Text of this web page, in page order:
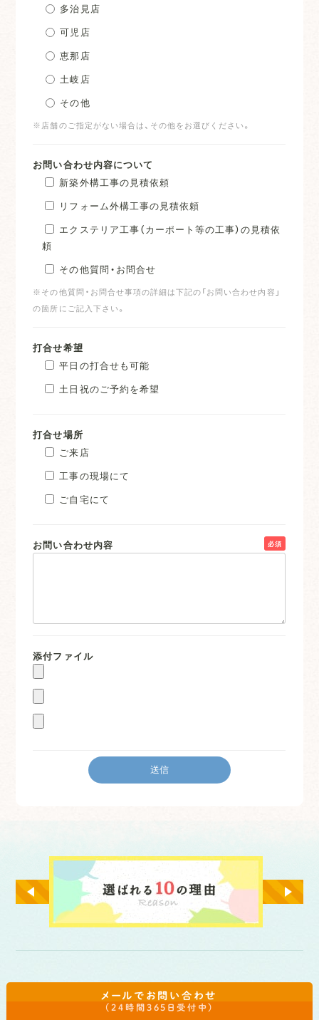
メールでお問い合わせ
（24時間365日受付中）
多治見店
可児店
恵那店
土岐店
その他
※店舗のご指定がない場合は、その他をお選びください。
お問い合わせ内容について
新築外構工事の見積依頼
リフォーム外構工事の見積依頼
エクステリア工事（カーポート等の工事）の見積依
頼
その他質問・お問合せ
※その他質問・お問合せ事項の詳細は下記の「お問い合わせ内容」
の箇所にご記入下さい。
打合せ希望
平日の打合せも可能
土日祝のご予約を希望
打合せ場所
ご来店
工事の現場にて
ご自宅にて
お問い合わせ内容 必須
添付ファイル